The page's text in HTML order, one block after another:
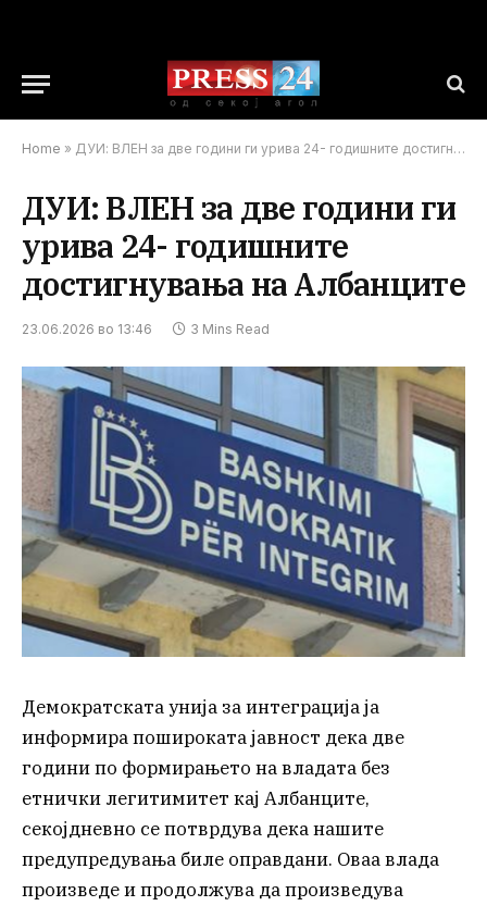
Home » ДУИ: ВЛЕН за две години ги урива 24- годишните достигнувања на Албанците
ДУИ: ВЛЕН за две години ги
урива 24- годишните
достигнувања на Албанците
23.06.2026 во 13:46 3 Mins Read
Демократската унија за интеграција ја
информира пошироката јавност дека две
години по формирањето на владата без
етнички легитимитет кај Албанците,
секојдневно се потврдува дека нашите
предупредувања биле оправдани. Оваа влада
произведе и продолжува да произведува